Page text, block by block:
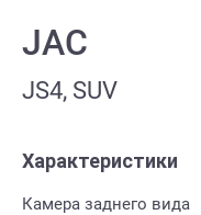
JAC
JS4, SUV
Характеристики
Камера заднего вида